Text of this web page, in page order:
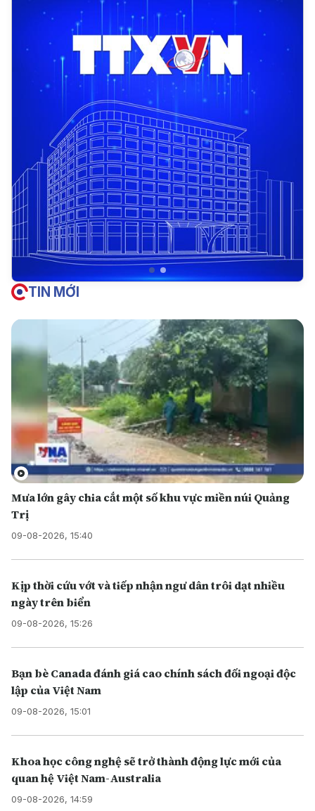
TIN MỚI
Mưa lớn gây chia cắt một số khu vực miền núi Quảng
Trị
09-08-2026, 15:40
Kịp thời cứu vớt và tiếp nhận ngư dân trôi dạt nhiều
ngày trên biển
09-08-2026, 15:26
Bạn bè Canada đánh giá cao chính sách đối ngoại độc
lập của Việt Nam
09-08-2026, 15:01
Khoa học công nghệ sẽ trở thành động lực mới của
quan hệ Việt Nam-Australia
09-08-2026, 14:59